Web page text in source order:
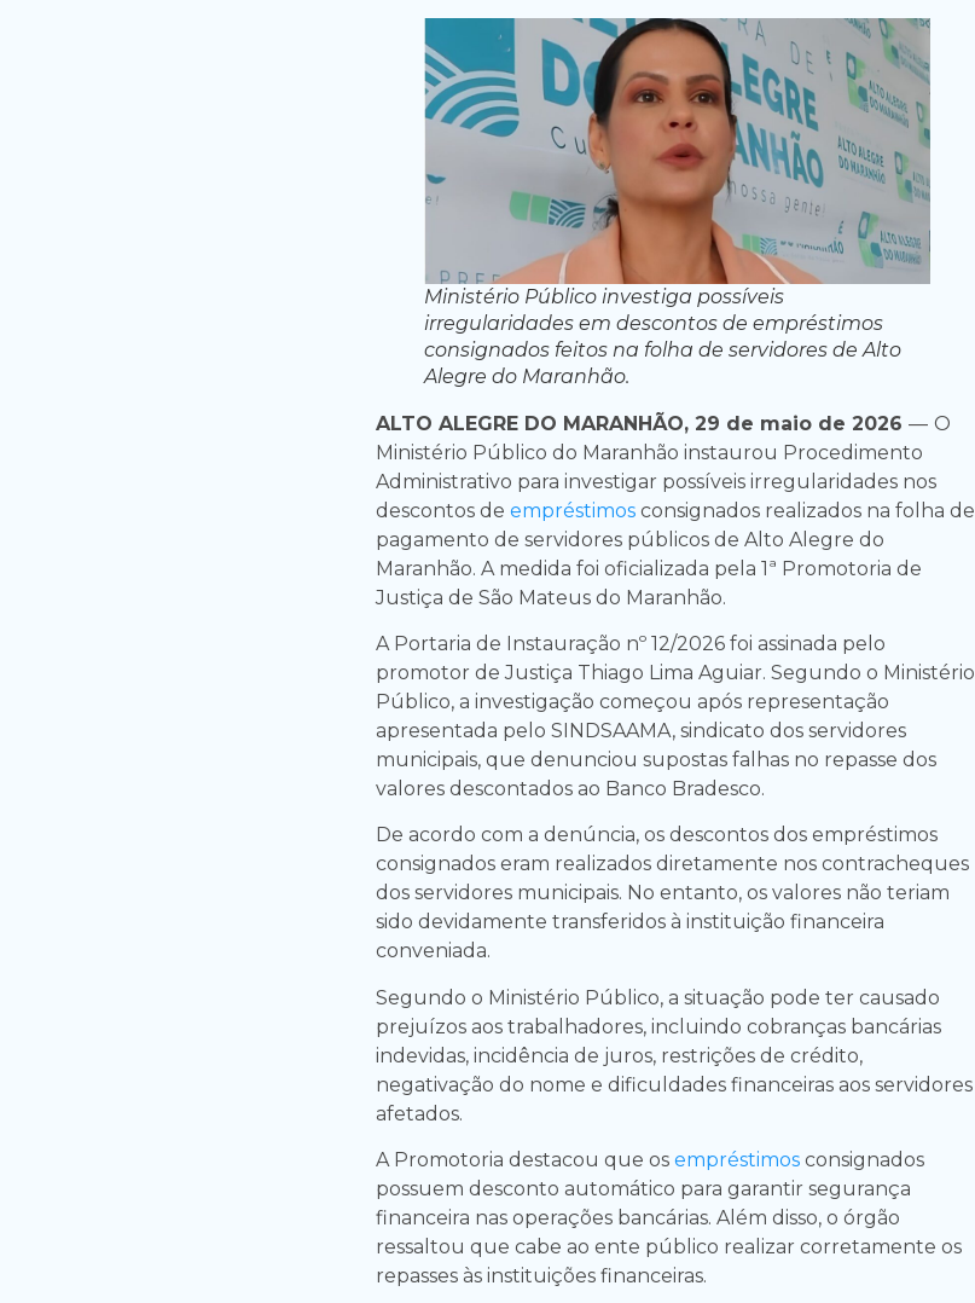
Ministério Público investiga possíveis
irregularidades em descontos de empréstimos
consignados feitos na folha de servidores de Alto
Alegre do Maranhão.
ALTO ALEGRE DO MARANHÃO, 29 de maio de 2026 — O
Ministério Público do Maranhão instaurou Procedimento
Administrativo para investigar possíveis irregularidades nos
descontos de empréstimos consignados realizados na folha de
pagamento de servidores públicos de Alto Alegre do
Maranhão. A medida foi oficializada pela 1ª Promotoria de
Justiça de São Mateus do Maranhão.
A Portaria de Instauração nº 12/2026 foi assinada pelo
promotor de Justiça Thiago Lima Aguiar. Segundo o Ministério
Público, a investigação começou após representação
apresentada pelo SINDSAAMA, sindicato dos servidores
municipais, que denunciou supostas falhas no repasse dos
valores descontados ao Banco Bradesco.
De acordo com a denúncia, os descontos dos empréstimos
consignados eram realizados diretamente nos contracheques
dos servidores municipais. No entanto, os valores não teriam
sido devidamente transferidos à instituição financeira
conveniada.
Segundo o Ministério Público, a situação pode ter causado
prejuízos aos trabalhadores, incluindo cobranças bancárias
indevidas, incidência de juros, restrições de crédito,
negativação do nome e dificuldades financeiras aos servidores
afetados.
A Promotoria destacou que os empréstimos consignados
possuem desconto automático para garantir segurança
financeira nas operações bancárias. Além disso, o órgão
ressaltou que cabe ao ente público realizar corretamente os
repasses às instituições financeiras.